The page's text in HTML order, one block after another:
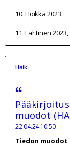
10. Hoikka 2023.
11. Lahtinen 2023,
Haik
muodot
22.04.24 10:50
Tiedon muodot